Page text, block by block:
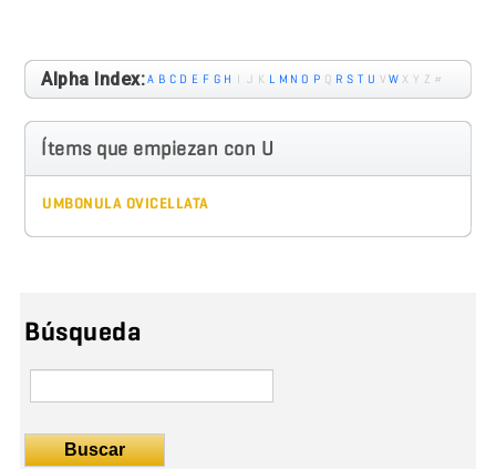
Alpha Index:A B C D E F G H I J K L M N O P Q R S T U V W X Y Z #
Ítems que empiezan con U
UMBONULA OVICELLATA
Búsqueda
Buscar